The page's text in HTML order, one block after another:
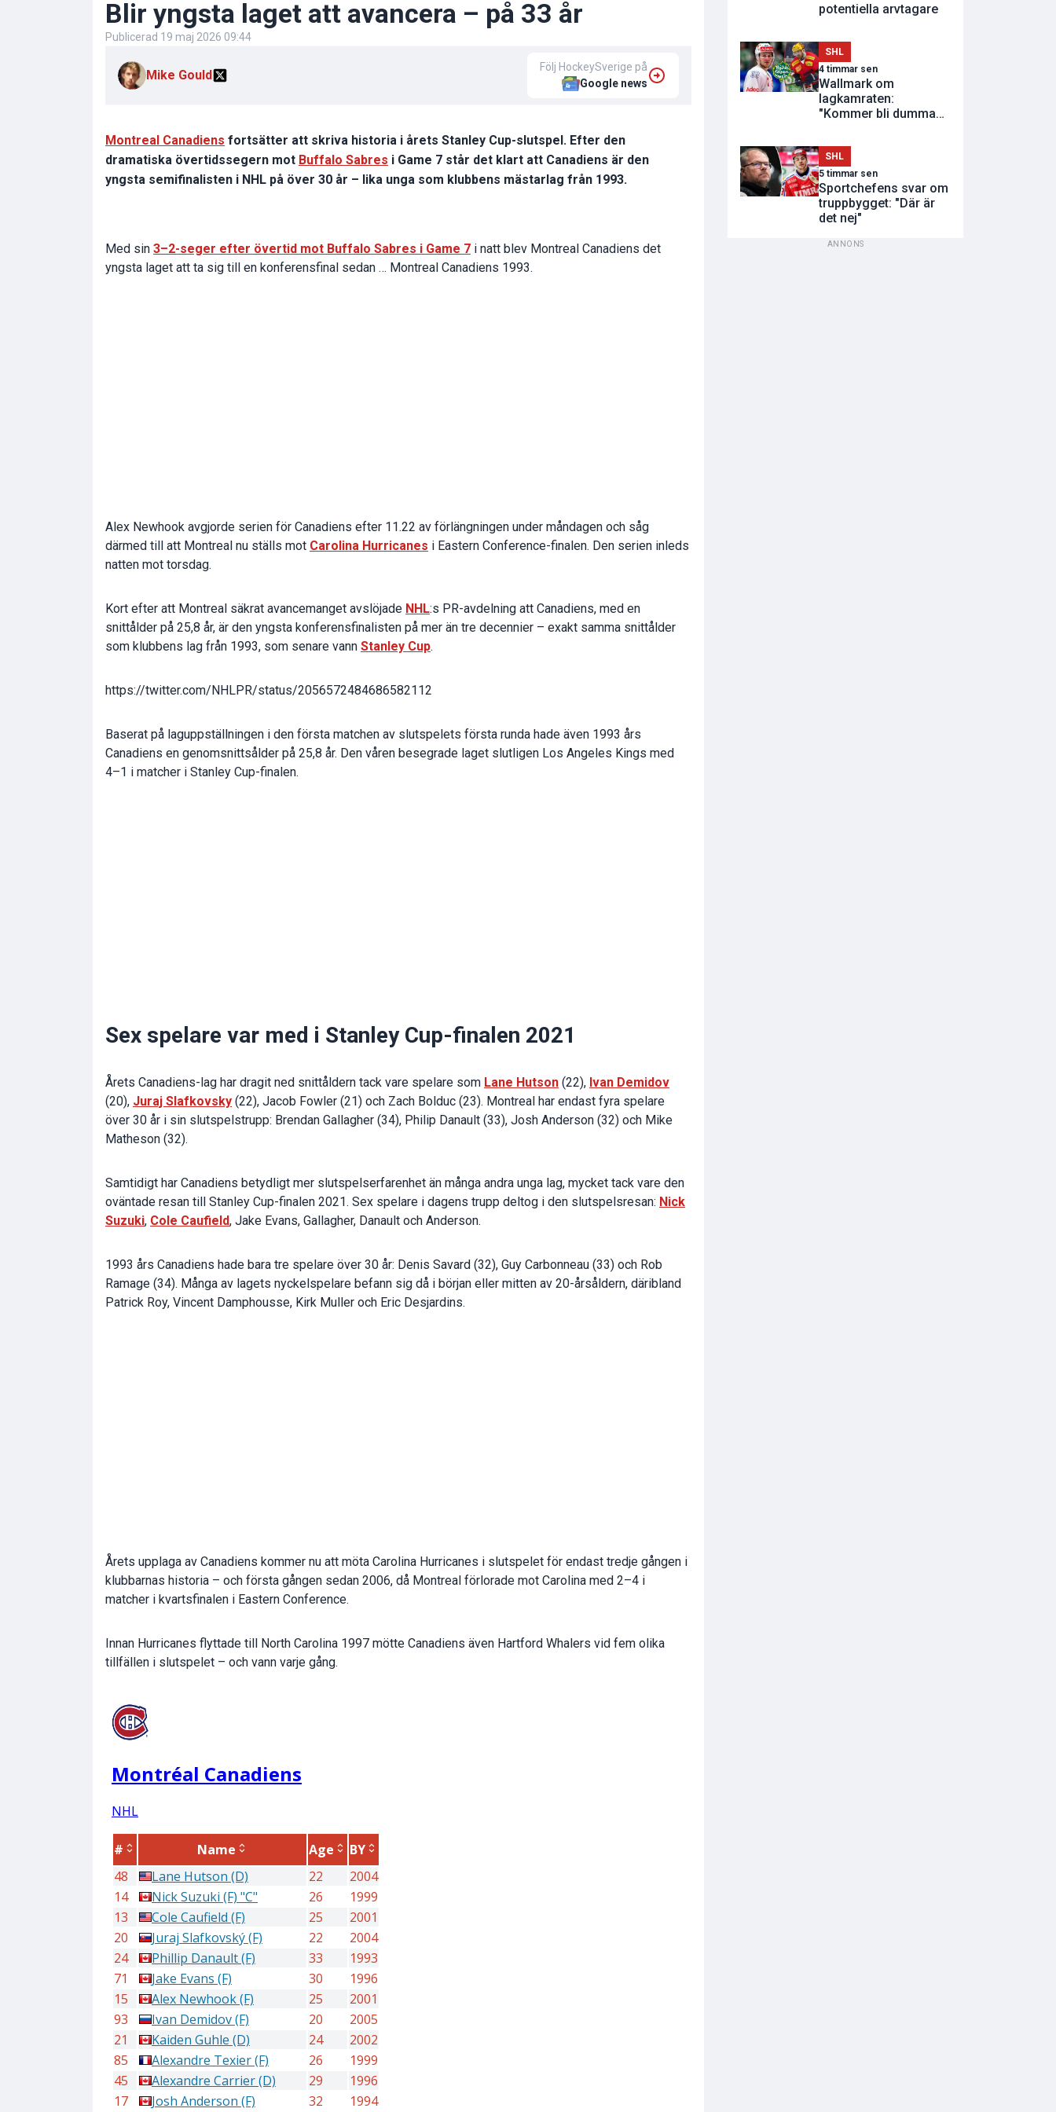
Blir yngsta laget att avancera – på 33 år
Publicerad 19 maj 2026 09:44
Mike Gould
Följ HockeySverige på
Google news
Montreal Canadiens fortsätter att skriva historia i årets Stanley Cup-slutspel. Efter den
dramatiska övertidssegern mot Buffalo Sabres i Game 7 står det klart att Canadiens är den
yngsta semifinalisten i NHL på över 30 år – lika unga som klubbens mästarlag från 1993.
Med sin 3–2-seger efter övertid mot Buffalo Sabres i Game 7 i natt blev Montreal Canadiens det
yngsta laget att ta sig till en konferensfinal sedan … Montreal Canadiens 1993.
Alex Newhook avgjorde serien för Canadiens efter 11.22 av förlängningen under måndagen och såg
därmed till att Montreal nu ställs mot Carolina Hurricanes i Eastern Conference-finalen. Den serien inleds
natten mot torsdag.
Kort efter att Montreal säkrat avancemanget avslöjade NHL:s PR-avdelning att Canadiens, med en
snittålder på 25,8 år, är den yngsta konferensfinalisten på mer än tre decennier – exakt samma snittålder
som klubbens lag från 1993, som senare vann Stanley Cup.
https://twitter.com/NHLPR/status/2056572484686582112
Baserat på laguppställningen i den första matchen av slutspelets första runda hade även 1993 års
Canadiens en genomsnittsålder på 25,8 år. Den våren besegrade laget slutligen Los Angeles Kings med
4–1 i matcher i Stanley Cup-finalen.
Sex spelare var med i Stanley Cup-finalen 2021
Årets Canadiens-lag har dragit ned snittåldern tack vare spelare som Lane Hutson (22), Ivan Demidov
(20), Juraj Slafkovsky (22), Jacob Fowler (21) och Zach Bolduc (23). Montreal har endast fyra spelare
över 30 år i sin slutspelstrupp: Brendan Gallagher (34), Philip Danault (33), Josh Anderson (32) och Mike
Matheson (32).
Samtidigt har Canadiens betydligt mer slutspelserfarenhet än många andra unga lag, mycket tack vare den
oväntade resan till Stanley Cup-finalen 2021. Sex spelare i dagens trupp deltog i den slutspelsresan: Nick
Suzuki, Cole Caufield, Jake Evans, Gallagher, Danault och Anderson.
1993 års Canadiens hade bara tre spelare över 30 år: Denis Savard (32), Guy Carbonneau (33) och Rob
Ramage (34). Många av lagets nyckelspelare befann sig då i början eller mitten av 20-årsåldern, däribland
Patrick Roy, Vincent Damphousse, Kirk Muller och Eric Desjardins.
Årets upplaga av Canadiens kommer nu att möta Carolina Hurricanes i slutspelet för endast tredje gången i
klubbarnas historia – och första gången sedan 2006, då Montreal förlorade mot Carolina med 2–4 i
matcher i kvartsfinalen i Eastern Conference.
Innan Hurricanes flyttade till North Carolina 1997 mötte Canadiens även Hartford Whalers vid fem olika
tillfällen i slutspelet – och vann varje gång.
potentiella arvtagare
SHL
4 timmar sen
Wallmark om
lagkamraten:
"Kommer bli dumma
SHL
5 timmar sen
Sportchefens svar om
truppbygget: "Där är
det nej"
ANNONS